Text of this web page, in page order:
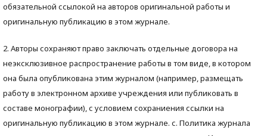
обязательной ссылокой на авторов оригинальной работы и
оригинальную публикацию в этом журнале.
2. Авторы сохраняют право заключать отдельные договора на
неэксклюзивное распространение работы в том виде, в котором
она была опубликована этим журналом (например, размещать
работу в электронном архиве учреждения или публиковать в
составе монографии), с условием сохраниения ссылки на
оригинальную публикацию в этом журнале. с. Политика журнала